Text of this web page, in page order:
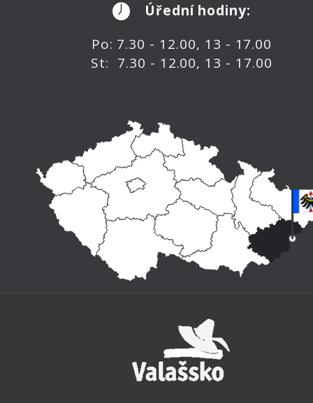
Úřední hodiny:
Po: 7.30 - 12.00, 13 - 17.00
St: 7.30 - 12.00, 13 - 17.00